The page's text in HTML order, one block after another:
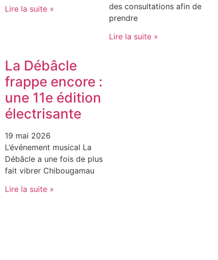
Lire la suite »
des consultations afin de
prendre
Lire la suite »
La Débâcle
frappe encore :
une 11e édition
électrisante
19 mai 2026
L’événement musical La
Débâcle a une fois de plus
fait vibrer Chibougamau
Lire la suite »